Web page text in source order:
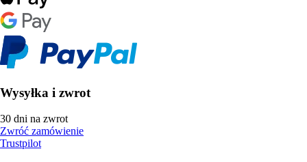
Wysyłka i zwrot
30 dni na zwrot
Zwróć zamówienie
Trustpilot